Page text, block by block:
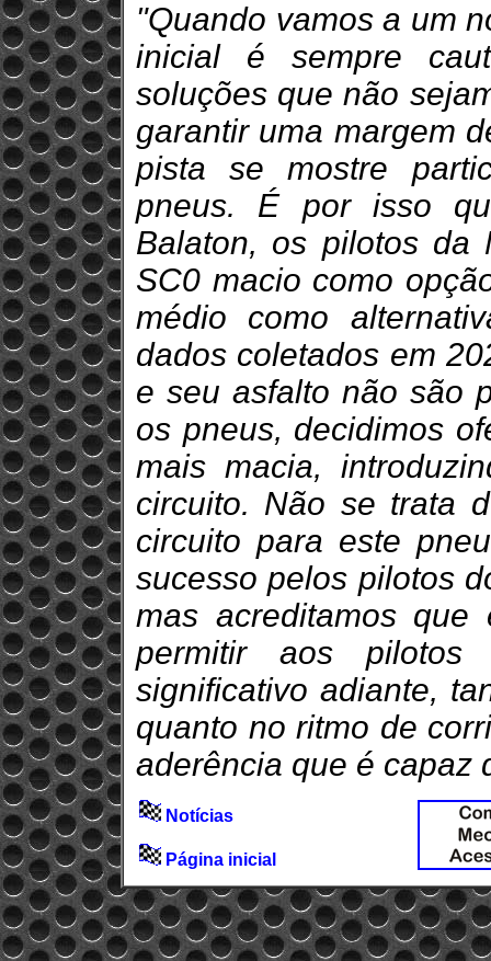
"Quando vamos a um
inicial é sempre
soluções que não
garantir uma margem
pista se mostre
pneus. É por isso
Balaton, os pilotos da
SC0 macio como
médio como
dados coletados em
e seu asfalto não são
os pneus, decidimos
mais macia,
circuito. Não se trata
circuito para este
sucesso pelos pilotos
mas acreditamos que
permitir aos
significativo adiante,
quanto no ritmo de
aderência que é capaz
Notícias
Página inicial